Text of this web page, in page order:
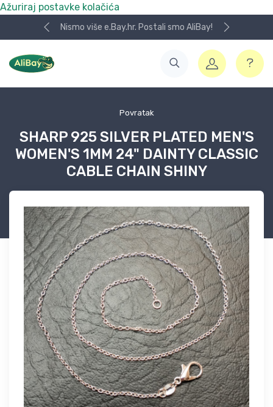
Ažuriraj postavke kolačića
Nismo više e.Bay.hr. Postali smo AliBay!
Povratak
SHARP 925 SILVER PLATED MEN'S
WOMEN'S 1MM 24" DAINTY CLASSIC
CABLE CHAIN SHINY